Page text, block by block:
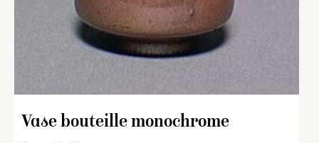
Vase bouteille monochrome